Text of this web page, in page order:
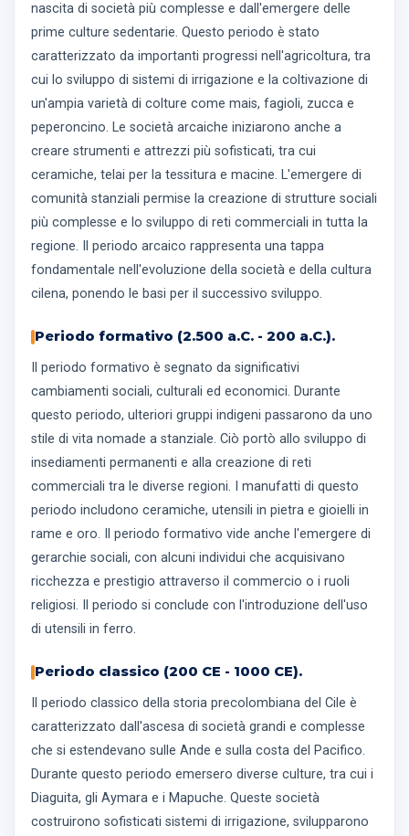
nascita di società più complesse e dall'emergere delle
prime culture sedentarie. Questo periodo è stato
caratterizzato da importanti progressi nell'agricoltura, tra
cui lo sviluppo di sistemi di irrigazione e la coltivazione di
un'ampia varietà di colture come mais, fagioli, zucca e
peperoncino. Le società arcaiche iniziarono anche a
creare strumenti e attrezzi più sofisticati, tra cui
ceramiche, telai per la tessitura e macine. L'emergere di
comunità stanziali permise la creazione di strutture sociali
più complesse e lo sviluppo di reti commerciali in tutta la
regione. Il periodo arcaico rappresenta una tappa
fondamentale nell'evoluzione della società e della cultura
cilena, ponendo le basi per il successivo sviluppo.
Periodo formativo (2.500 a.C. - 200 a.C.).
Il periodo formativo è segnato da significativi
cambiamenti sociali, culturali ed economici. Durante
questo periodo, ulteriori gruppi indigeni passarono da uno
stile di vita nomade a stanziale. Ciò portò allo sviluppo di
insediamenti permanenti e alla creazione di reti
commerciali tra le diverse regioni. I manufatti di questo
periodo includono ceramiche, utensili in pietra e gioielli in
rame e oro. Il periodo formativo vide anche l'emergere di
gerarchie sociali, con alcuni individui che acquisivano
ricchezza e prestigio attraverso il commercio o i ruoli
religiosi. Il periodo si conclude con l'introduzione dell'uso
di utensili in ferro.
Periodo classico (200 CE - 1000 CE).
Il periodo classico della storia precolombiana del Cile è
caratterizzato dall'ascesa di società grandi e complesse
che si estendevano sulle Ande e sulla costa del Pacifico.
Durante questo periodo emersero diverse culture, tra cui i
Diaguita, gli Aymara e i Mapuche. Queste società
costruirono sofisticati sistemi di irrigazione, svilupparono